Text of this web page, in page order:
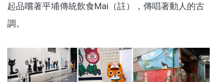
起品嚐著平埔傳統飲食Mai（註），傳唱著動人的古
調。